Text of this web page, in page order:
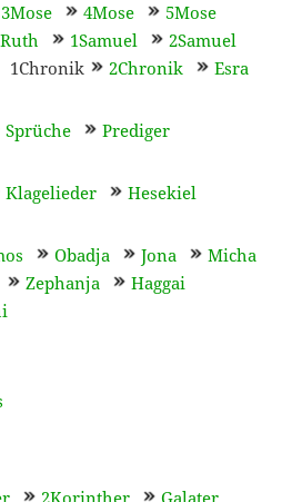
3Mose 4Mose
5Mose
Ruth 1Samuel
2Samuel
1Chronik 2Chronik
Esra
Sprüche
Prediger
Klagelieder
Hesekiel
Obadja Jona
Micha
Zephanja
Haggai